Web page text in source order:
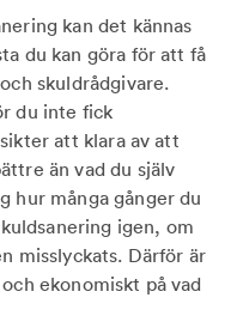
kan det kännas
du kan göra för att få
skuldrådgivare.
du inte fick
att klara av att
än vad du själv
hur många gånger du
igen, om
misslyckats. Därför är
ekonomiskt på vad